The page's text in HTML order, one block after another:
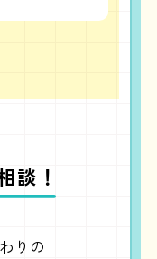
談！
りの